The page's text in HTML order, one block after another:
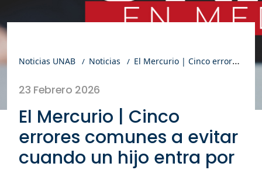
Noticias UNAB Noticias El Mercurio | Cinco errores comunes a evitar cuando un hijo entra por primera vez al colegio
23 Febrero 2026
El Mercurio | Cinco
errores comunes a evitar
cuando un hijo entra por